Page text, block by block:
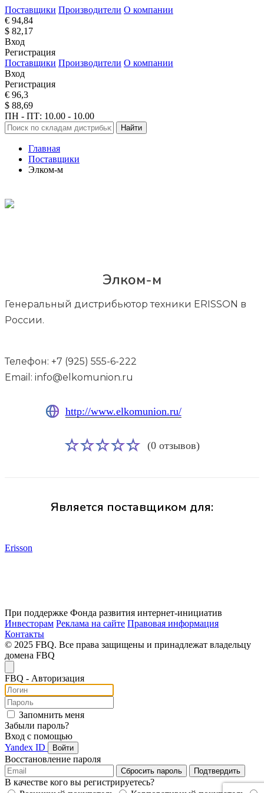
Поставщики Производители О компании
€ 94,84
$ 82,17
Вход
Регистрация
Поставщики Производители О компании
Вход
Регистрация
€ 96,3
$ 88,69
ПН - ПТ: 10.00 - 10.00
Найти
Главная
Поставщики
Элком-м
Элком-м
Генеральный дистрибьютор техники ERISSON в
России.
Телефон: +7 (925) 555-6-222
Email: info@elkomunion.ru
http://www.elkomunion.ru/
(0 отзывов)
Является поставщиком для:
Erisson
При поддержке Фонда развития интернет-инициатив
Инвесторам Реклама на сайте Правовая информация
Контакты
© 2025 FBQ. Все права защищены и принадлежат владельцу
домена FBQ
FBQ - Авторизация
Запомнить меня
Забыли пароль?
Вход с помощью
Yandex ID
Войти
Восстановление пароля
Сбросить пароль Подтвердить
В качестве кого вы регистрируетесь?